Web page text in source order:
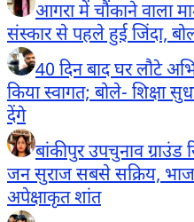
आगरा में चौंकाने वाला
संस्कार से पहले हुई जिंदा,
40 दिन बाद घर लौटे
किया स्वागत; बोले- शिक्षा
देंगे
बांकीपुर उपचुनाव ग्राउंड
जन सुराज सबसे सक्रिय,
अपेक्षाकृत शांत